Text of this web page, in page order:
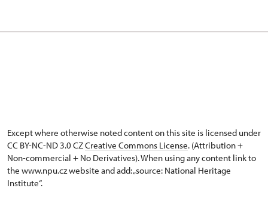
Except where otherwise noted content on this site is licensed under
CC BY-NC-ND 3.0 CZCreative Commons License. (Attribution +
Non-commercial + No Derivatives). When using any content link to
the www.npu.cz website and add: „source: National Heritage
Institute“.